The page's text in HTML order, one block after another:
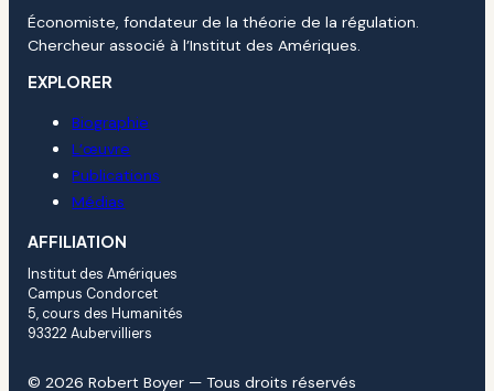
Économiste, fondateur de la théorie de la régulation.
Chercheur associé à l’Institut des Amériques.
EXPLORER
Biographie
L’œuvre
Publications
Médias
AFFILIATION
Institut des Amériques
Campus Condorcet
5, cours des Humanités
93322 Aubervilliers
© 2026 Robert Boyer — Tous droits réservés